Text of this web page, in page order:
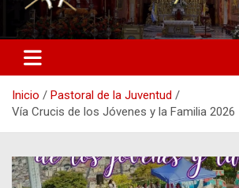
Arzobispado de Salta
Arzobispado de Salta
Inicio
Pastoral de la Juventud
Vía Crucis de los Jóvenes y la Familia 2026